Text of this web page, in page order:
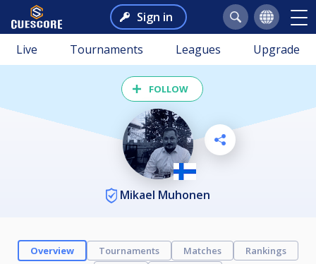
Sign in
Live Tournaments Leagues Upgrade
FOLLOW
Mikael Muhonen
Overview Tournaments Matches
Rankings